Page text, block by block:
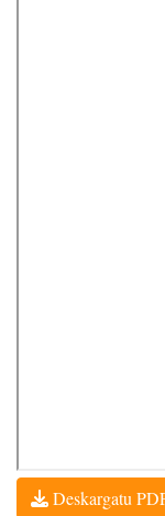
Deskargatu